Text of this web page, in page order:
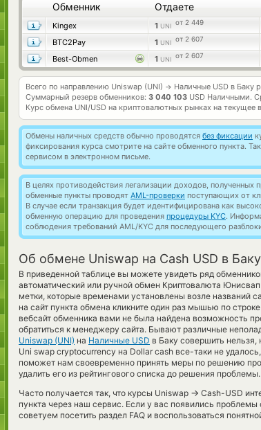
Обменник Отдаете
Kingex 1 UNI от 2 449
BTC2Pay
1 UNI от 2 607
Best-Obmen
1 UNI от 2 607
Всего по направлению Uniswap (UNI) → Наличные USD в Баку
Суммарный резерв обменников: 3 040 103 USD Наличными.
Курс обмена UNI/USD на криптовалютных рынках на текущее
Обмены наличных средств обычно проводятся без фиксации
фиксирования курса смотрите на сайте обменного пункта.
сервисом в электронном письме.
В целях противодействия легализации доходов,
обменные пункты проводят AML-проверки поступающих от
В случае если транзакция будет идентифицирована как
обменную операцию для проведения процедуры KYC.
соблюдения требований AML/KYC для последующего
Об обмене Uniswap на Cash USD в Баку
В приведенной таблице вы можете увидеть ряд
автоматический или ручной обмен Криптовалюта Юнисвап
метки, которые временами установлены возле названий
на сайт пункта обмена кликните один раз мышью по
вебсайт обменника вами не была найдена возможность
обратиться к менеджеру сайта. Бывают различные
Uniswap (UNI) на Наличные USD в Баку совершить
Uni swap cryptocurrency на Dollar cash все-таки не
поможет нам своевременно принять меры по решению
удалить его из рейтингового списка до решения проблемы.
Часто получается так, что курсы Uniswap → Cash-USD
пункта через наш сервис. Если у вас появились
советуем посетить раздел FAQ и воспользоваться